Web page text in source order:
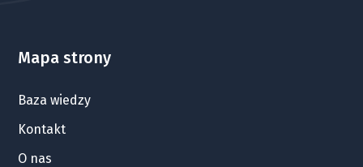
Mapa strony
Baza wiedzy
Kontakt
O nas